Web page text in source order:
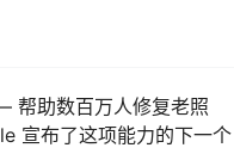
帮助数百万人修复老照
宣布了这项能力的下一个